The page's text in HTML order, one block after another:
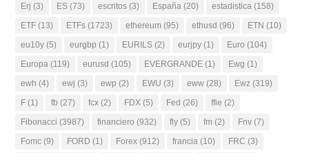
Erj (3) ES (73) escritos (3) España (20) estadistica (158)
ETF (13) ETFs (1723) ethereum (95) ethusd (96) ETN (10)
eu10y (5) eurgbp (1) EURILS (2) eurjpy (1) Euro (104)
Europa (119) eurusd (105) EVERGRANDE (1) Ewg (1)
ewh (4) ewj (3) ewp (2) EWU (3) eww (28) Ewz (319)
F (1) fb (27) fcx (2) FDX (5) Fed (26) ffie (2)
Fibonacci (3987) financiero (932) fly (5) fm (2) Fnv (7)
Fomc (9) FORD (1) Forex (912) francia (10) FRC (3)